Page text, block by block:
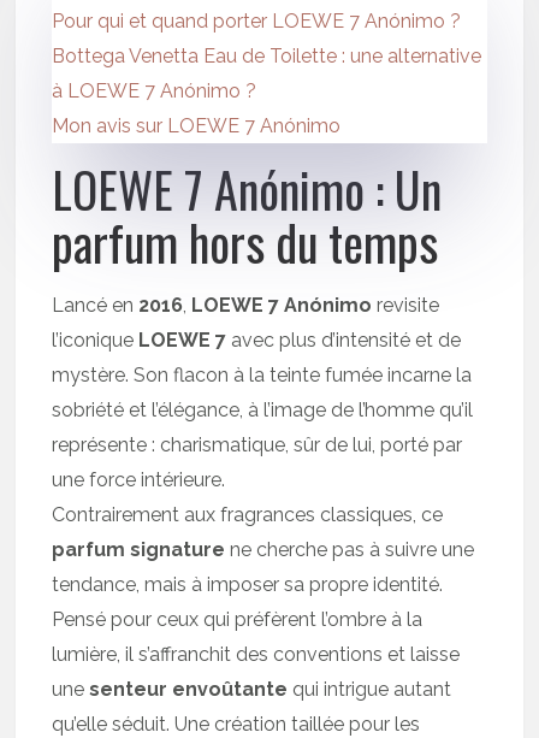
Pour qui et quand porter LOEWE 7 Anónimo ?
Bottega Venetta Eau de Toilette : une alternative
à LOEWE 7 Anónimo ?
Mon avis sur LOEWE 7 Anónimo
LOEWE 7 Anónimo : Un
parfum hors du temps
Lancé en 2016, LOEWE 7 Anónimo revisite
l’iconique LOEWE 7 avec plus d’intensité et de
mystère. Son flacon à la teinte fumée incarne la
sobriété et l’élégance, à l’image de l’homme qu’il
représente : charismatique, sûr de lui, porté par
une force intérieure.
Contrairement aux fragrances classiques, ce
parfum signature ne cherche pas à suivre une
tendance, mais à imposer sa propre identité.
Pensé pour ceux qui préfèrent l’ombre à la
lumière, il s’affranchit des conventions et laisse
unesenteur envoûtante qui intrigue autant
qu’elle séduit. Une création taillée pour les